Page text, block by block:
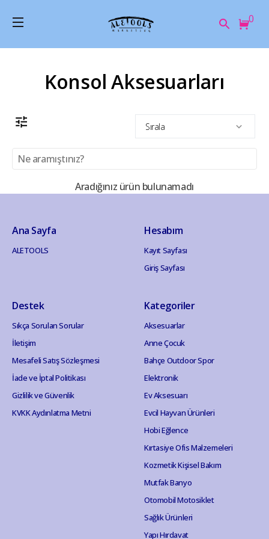
0
Konsol Aksesuarları
Sırala
Aradığınız ürün bulunamadı
Ana Sayfa
ALETOOLS
Hesabım
Kayıt Sayfası
Giriş Sayfası
Destek
Sıkça Sorulan Sorular
İletişim
Mesafeli Satış Sözleşmesi
İade ve İptal Politikası
Gizlilik ve Güvenlik
KVKK Aydınlatma Metni
Kategoriler
Aksesuarlar
Anne Çocuk
Bahçe Outdoor Spor
Elektronik
Ev Aksesuarı
Evcil Hayvan Ürünleri
Hobi Eğlence
Kırtasiye Ofis Malzemeleri
Kozmetik Kişisel Bakım
Mutfak Banyo
Otomobil Motosiklet
Sağlık Ürünleri
Yapı Hırdavat